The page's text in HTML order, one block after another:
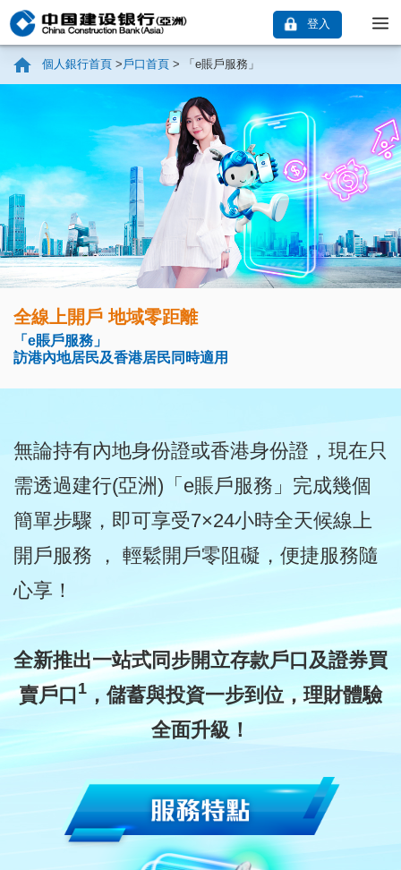
登入
個人銀行首頁 >戶口首頁 > 「e賬戶服務」
全線上開戶 地域零距離
「e賬戶服務」
訪港內地居民及香港居民同時適用
無論持有內地身份證或香港身份證，現在只
需透過建行(亞洲)「e賬戶服務」完成幾個
簡單步驟，即可享受7×24小時全天候線上
開戶服務 ， 輕鬆開戶零阻礙，便捷服務隨
心享！
全新推出一站式同步開立存款戶口及證券買
賣戶口1 ，儲蓄與投資一步到位，理財體驗
全面升級！